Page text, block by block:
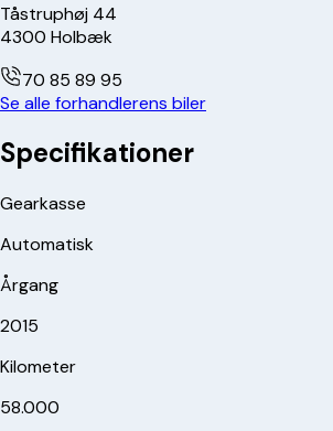
Tåstruphøj 44
4300 Holbæk
70 85 89 95
Se alle forhandlerens biler
Specifikationer
Gearkasse
Automatisk
Årgang
2015
Kilometer
58.000